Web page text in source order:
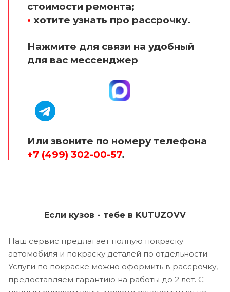
стоимости ремонта;
• хотите узнать про рассрочку.
Нажмите для связи на удобный
для вас мессенджер
Или звоните по номеру телефона
+7 (499) 302-00-57.
Если кузов - тебе в KUTUZOVV
Наш сервис предлагает полную покраску
автомобиля и покраску деталей по отдельности.
Услуги по покраске можно оформить в рассрочку,
предоставляем гарантию на работы до 2 лет. С